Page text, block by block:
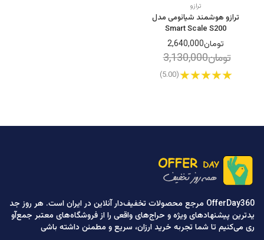
ترازو
ترازو هوشمند شیائومی مدل
Smart Scale S200
تومان2,640,000
تومان3,130,000
(5.00)
OfferDay360 مرجع محصولات تخفیف‌دار آنلاین در ایران است. هر روز جد
یدترین پیشنهادهای ویژه و حراج‌های واقعی را از فروشگاه‌های معتبر جمع‌آو
ری می‌کنیم تا شما تجربه خرید ارزان، سریع و مطمئن داشته باشی